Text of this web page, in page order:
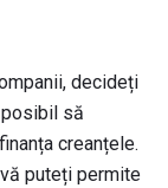
decideți
să
creanțele.
puteți permite